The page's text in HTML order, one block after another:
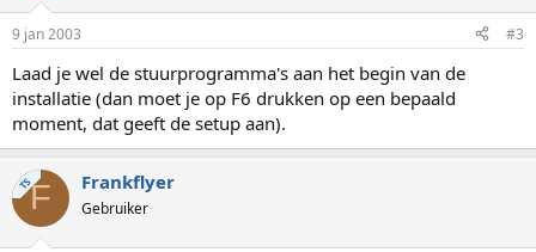
9 jan 2003 #3
Laad je wel de stuurprogramma's aan het begin van de
installatie (dan moet je op F6 drukken op een bepaald
moment, dat geeft de setup aan).
TSF Frankflyer
Gebruiker